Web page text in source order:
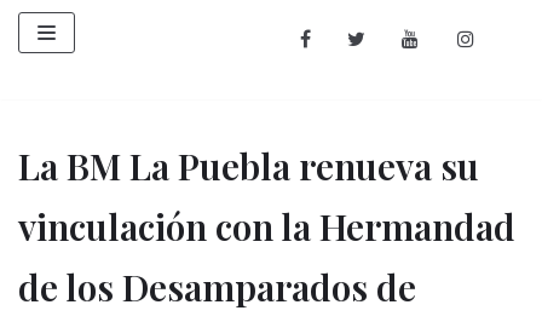
Saltar
al
La BM La Puebla renueva su
vinculación con la Hermandad
de los Desamparados de